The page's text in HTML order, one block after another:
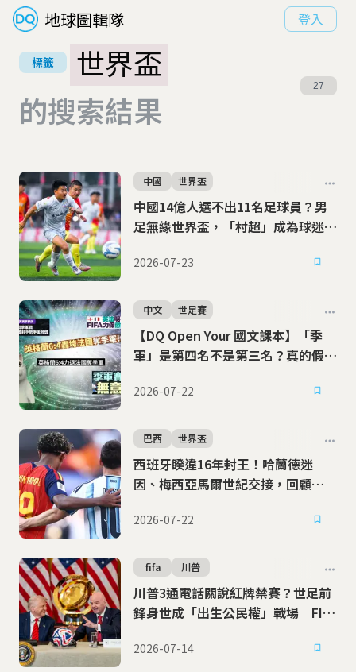
地球圖輯隊 登入
標籤
世界盃
的搜索結果
27
中國14億人選不出11名足球員？男
足無緣世界盃，「村超」成為球迷的
中國 世界盃
2026-07-23
【DQ Open Your 國文課本】「季
軍」是第四名不是第三名？真的假的
中文 世足賽
2026-07-22
西班牙睽違16年封王！哈蘭德迷
因、梅西亞馬爾世紀交接，回顧
巴西 世界盃
2026-07-22
川普3通電話關說紅牌禁賽？世足前
鋒身世成「出生公民權」戰場 FIFA
fifa 川普
2026-07-14